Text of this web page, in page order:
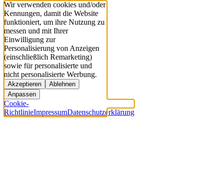
Wir verwenden cookies und/oder
Kennungen, damit die Website
funktioniert, um ihre Nutzung zu
messen und mit Ihrer
Einwilligung zur
Personalisierung von Anzeigen
(einschließlich Remarketing)
sowie für personalisierte und
nicht personalisierte Werbung.
Akzeptieren
Ablehnen
Anpassen
Cookie-
RichtlinieImpressumDatenschutzerklärung